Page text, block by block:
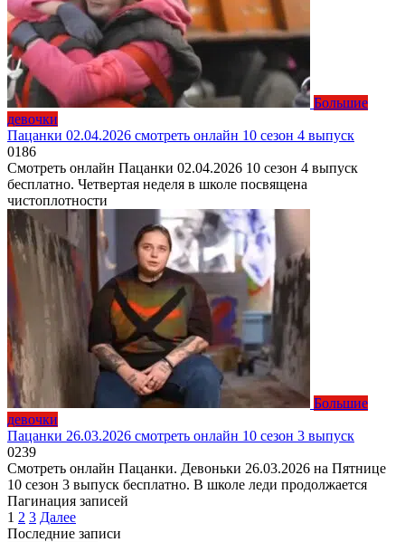
Большие
девочки
Пацанки 02.04.2026 смотреть онлайн 10 сезон 4 выпуск
0186
Смотреть онлайн Пацанки 02.04.2026 10 сезон 4 выпуск
бесплатно. Четвертая неделя в школе посвящена
чистоплотности
Большие
девочки
Пацанки 26.03.2026 смотреть онлайн 10 сезон 3 выпуск
0239
Смотреть онлайн Пацанки. Девоньки 26.03.2026 на Пятнице
10 сезон 3 выпуск бесплатно. В школе леди продолжается
Пагинация записей
1 2 3 Далее
Последние записи